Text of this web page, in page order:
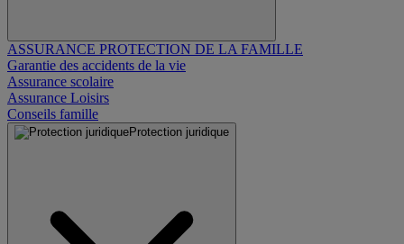
ASSURANCE PROTECTION DE LA FAMILLE
Garantie des accidents de la vie
Assurance scolaire
Assurance Loisirs
Conseils famille
Protection juridique